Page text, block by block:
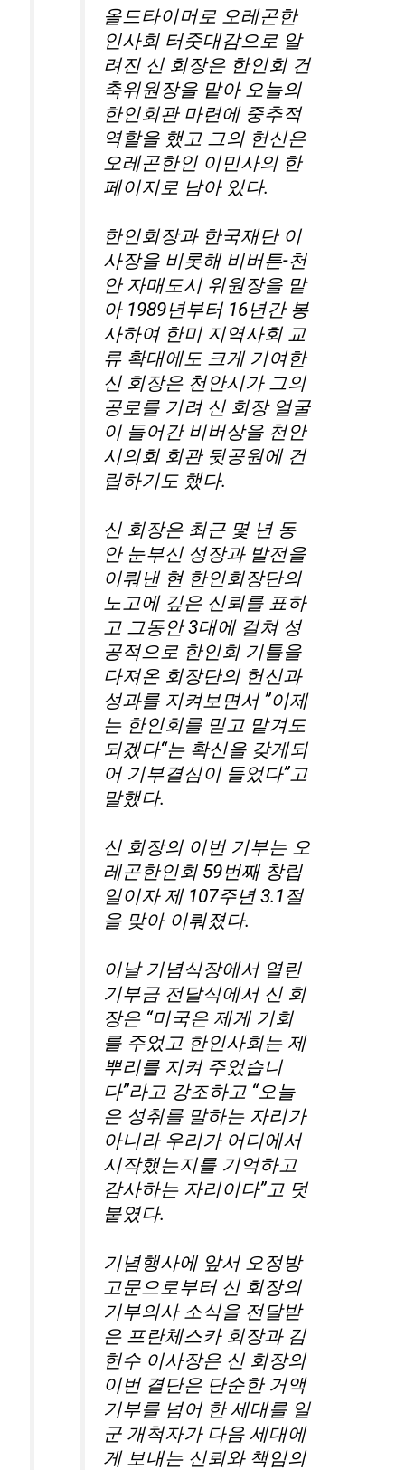
올드타이머로 오레곤한
인사회 터줏대감으로 알
려진 신 회장은 한인회 건
축위원장을 맡아 오늘의
한인회관 마련에 중추적
역할을 했고 그의 헌신은
오레곤한인 이민사의 한
페이지로 남아 있다.
한인회장과 한국재단 이
사장을 비롯해 비버튼-천
안 자매도시 위원장을 맡
아 1989년부터 16년간 봉
사하여 한미 지역사회 교
류 확대에도 크게 기여한
신 회장은 천안시가 그의
공로를 기려 신 회장 얼굴
이 들어간 비버상을 천안
시의회 회관 뒷공원에 건
립하기도 했다.
신 회장은 최근 몇 년 동
안 눈부신 성장과 발전을
이뤄낸 현 한인회장단의
노고에 깊은 신뢰를 표하
고 그동안 3대에 걸쳐 성
공적으로 한인회 기틀을
다져온 회장단의 헌신과
성과를 지켜보면서 ”이제
는 한인회를 믿고 맡겨도
되겠다“는 확신을 갖게되
어 기부결심이 들었다”고
말했다.
신 회장의 이번 기부는 오
레곤한인회 59번째 창립
일이자 제 107주년 3.1절
을 맞아 이뤄졌다.
이날 기념식장에서 열린
기부금 전달식에서 신 회
장은 “미국은 제게 기회
를 주었고 한인사회는 제
뿌리를 지켜 주었습니
다”라고 강조하고 “오늘
은 성취를 말하는 자리가
아니라 우리가 어디에서
시작했는지를 기억하고
감사하는 자리이다”고 덧
붙였다.
기념행사에 앞서 오정방
고문으로부터 신 회장의
기부의사 소식을 전달받
은 프란체스카 회장과 김
헌수 이사장은 신 회장의
이번 결단은 단순한 거액
기부를 넘어 한 세대를 일
군 개척자가 다음 세대에
게 보내는 신뢰와 책임의